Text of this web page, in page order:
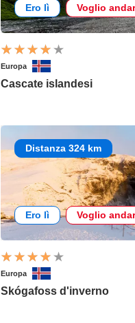
Ero lì Voglio
Europa
Cascate islandesi
Distanza 324 km
Ero lì Voglio
Europa
Skógafoss d'inverno